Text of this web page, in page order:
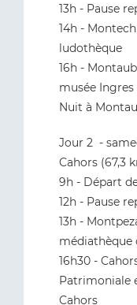
13h - Pause
14h -
ludothèque
16h -
musée Ingres
Nuit à
Jour 2 -
Cahors (67,3
9h - Départ
12h - Pause
13h -
médiathèque
16h30 -
Patrimoniale
Cahors